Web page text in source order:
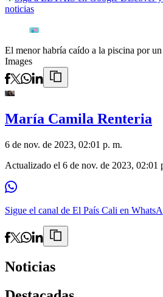
noticias
El menor habría caído a la piscina por
Images
María Camila Renteria
6 de nov. de 2023, 02:01 p. m.
Actualizado el 6 de nov. de 2023, 02:01
Sigue el canal de El País Cali en
Noticias